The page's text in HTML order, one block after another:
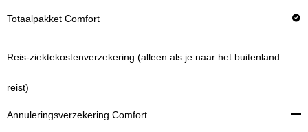
Reis-ziektekostenverzekering (alleen als je naar het buitenland
reist)